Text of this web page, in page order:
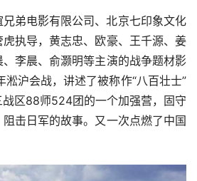
兄弟电影有限公司、北京七印象文化
执导，黄志忠、欧豪、王千源、姜
李晨、俞灏明等主演的战争题材影
沪会战，讲述了被称作“八百壮士”
区88师524团的一个加强营，固守
击日军的故事。又一次点燃了中国